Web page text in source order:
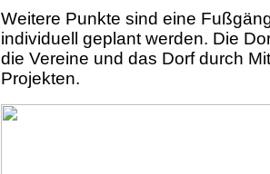
Weitere Punkte sind eine
individuell geplant werden. Die
die Vereine und das Dorf durch
Projekten.